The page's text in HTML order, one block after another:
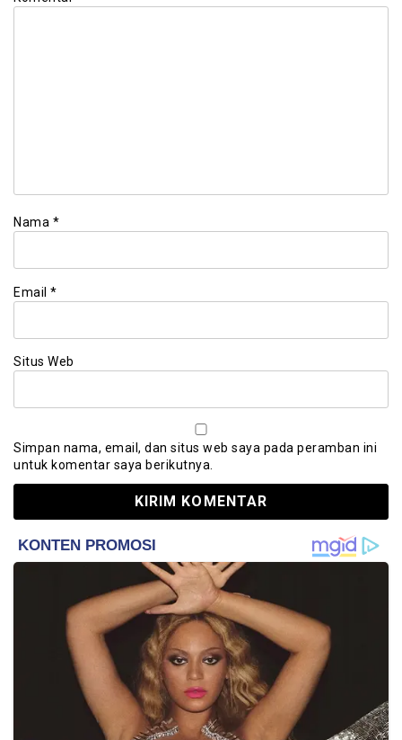
Nama *
Email *
Situs Web
Simpan nama, email, dan situs web saya pada peramban ini
untuk komentar saya berikutnya.